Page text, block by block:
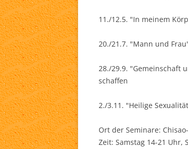
11./12.5. "In meinem
20./21.7. "Mann und
28./29.9. "Gemeinschaft
schaffen
2./3.11. "Heilige
Ort der Seminare:
Zeit: Samstag 14-21 Uhr,